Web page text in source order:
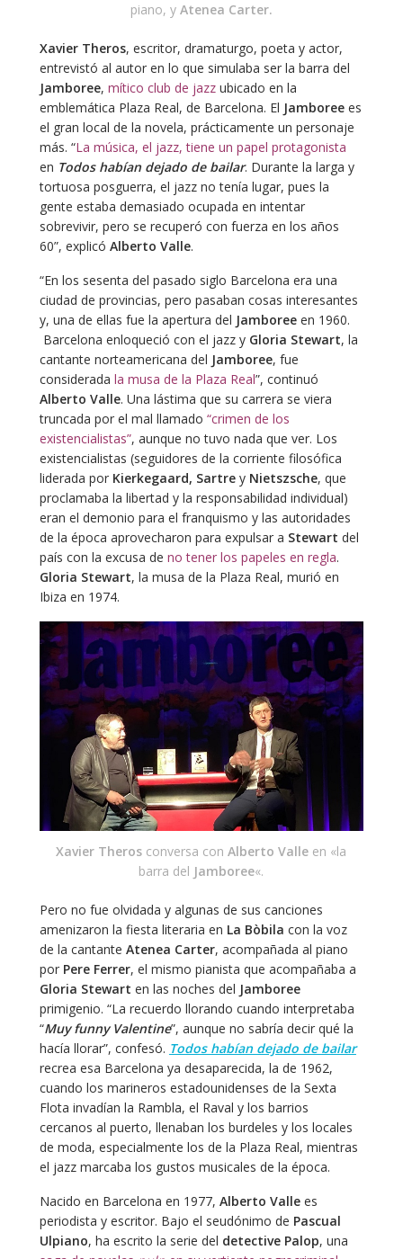
piano, y Atenea Carter.
Xavier Theros, escritor, dramaturgo, poeta y actor,
entrevistó al autor en lo que simulaba ser la barra del
Jamboree, mítico club de jazzubicado en la
emblemática Plaza Real, de Barcelona. El Jamboreees
el gran local de la novela, prácticamente un personaje
más. “La música, el jazz, tiene un papel protagonista
en Todos habían dejado de bailar. Durante la larga y
tortuosa posguerra, el jazz no tenía lugar, pues la
gente estaba demasiado ocupada en intentar
sobrevivir, pero se recuperó con fuerza en los años
60”, explicó Alberto Valle.
“En los sesenta del pasado siglo Barcelona era una
ciudad de provincias, pero pasaban cosas interesantes
y, una de ellas fue la apertura del Jamboreeen 1960.
Barcelona enloqueció con el jazz y Gloria Stewart, la
cantante norteamericana del Jamboree, fue
considerada la musa de la Plaza Real”, continuó
Alberto Valle. Una lástima que su carrera se viera
truncada por el mal llamado “crimen de los
existencialistas”, aunque no tuvo nada que ver. Los
existencialistas (seguidores de la corriente filosófica
liderada por Kierkegaard, Sartrey Nietszsche, que
proclamaba la libertad y la responsabilidad individual)
eran el demonio para el franquismo y las autoridades
de la época aprovecharon para expulsar a Stewart del
país con la excusa de no tener los papeles en regla.
Gloria Stewart, la musa de la Plaza Real, murió en
Ibiza en 1974.
Xavier Theros conversa conAlberto Valle en «la
barra del Jamboree«.
Pero no fue olvidada y algunas de sus canciones
amenizaron la fiesta literaria en La Bòbila con la voz
de la cantante Atenea Carter, acompañada al piano
por Pere Ferrer, el mismo pianista que acompañaba a
Gloria Stewart en las noches del Jamboree
primigenio. “La recuerdo llorando cuando interpretaba
“Muy funny Valentine”, aunque no sabría decir qué la
hacía llorar”, confesó. Todos habían dejado de bailar
recrea esa Barcelona ya desaparecida, la de 1962,
cuando los marineros estadounidenses de la Sexta
Flota invadían la Rambla, el Raval y los barrios
cercanos al puerto, llenaban los burdeles y los locales
de moda, especialmente los de la Plaza Real, mientras
el jazz marcaba los gustos musicales de la época.
Nacido en Barcelona en 1977, Alberto Vallees
periodista y escritor. Bajo el seudónimo de Pascual
Ulpiano, ha escrito la serie del detective Palop, una